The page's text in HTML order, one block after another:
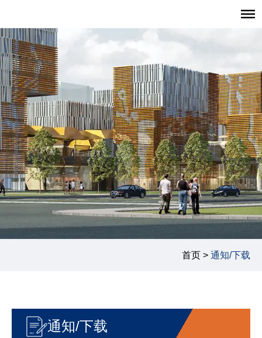
首页
招生报考
职业发展
学生发展
学生活动
学生风采
首页 > 通知/下载
通知/下载